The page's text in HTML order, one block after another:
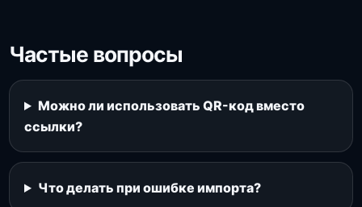
Частые вопросы
Можно ли использовать QR-код вместо
ссылки?
Что делать при ошибке импорта?